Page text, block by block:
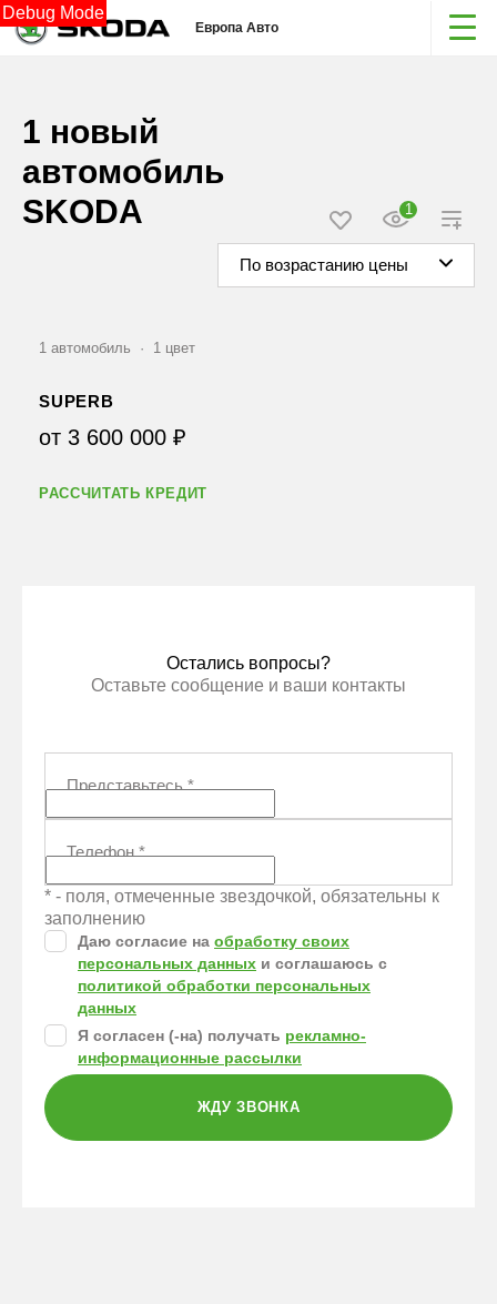
Debug Mode
Европа Авто
1 новый
автомобиль
SKODA
1
По возрастанию цены
1 автомобиль · 1 цвет
SUPERB
от 3 600 000 ₽
РАССЧИТАТЬ КРЕДИТ
Остались вопросы?
Оставьте сообщение и ваши контакты
Представьтесь*
Телефон*
* - поля, отмеченные звездочкой, обязательны к
заполнению
Даю согласие на обработку своих
персональных данных и соглашаюсь с
политикой обработки персональных
данных
Я согласен (-на) получать рекламно-
информационные рассылки
ЖДУ ЗВОНКА